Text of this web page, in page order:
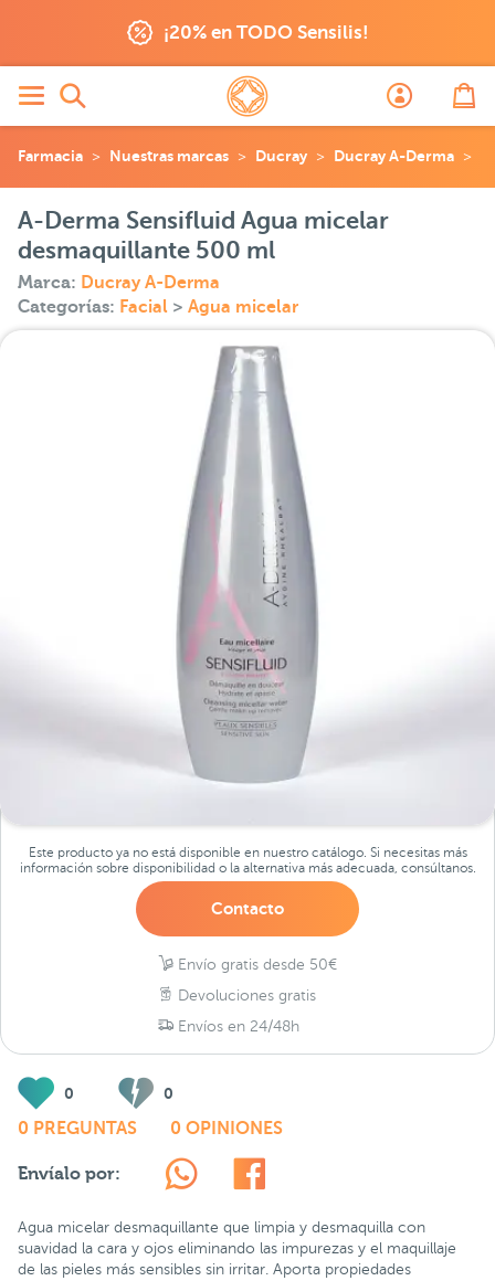
¡20% en TODO Sensilis!
Farmacia Nuestras marcas Ducray Ducray A-Derma
A-Derma Sensifluid Agua micelar
desmaquillante 500 ml
Marca: Ducray A-Derma
Categorías: Facial > Agua micelar
Este producto ya no está disponible en nuestro catálogo. Si necesitas más
información sobre disponibilidad o la alternativa más adecuada, consúltanos.
Contacto
Envío gratis desde 50€
Devoluciones gratis
Envíos en 24/48h
0 0
0 PREGUNTAS 0 OPINIONES
Envíalo por:
Agua micelar desmaquillante que limpia y desmaquilla con
suavidad la cara y ojos eliminando las impurezas y el maquillaje
de las pieles más sensibles sin irritar. Aporta propiedades